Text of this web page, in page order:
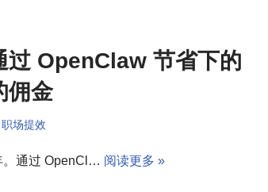
过 OpenClaw 节省下的
佣金
,职场提效
。通过 OpenCl… 阅读更多 »